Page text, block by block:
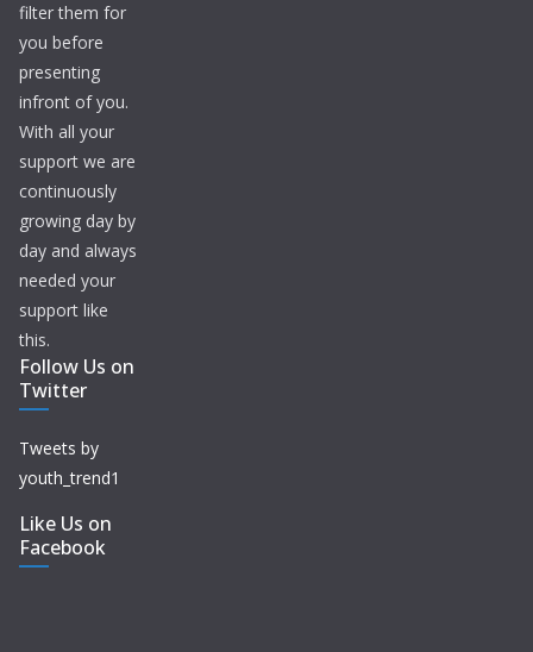
filter them for
you before
presenting
infront of you.
With all your
support we are
continuously
growing day by
day and always
needed your
support like
this.
Follow Us on
Twitter
Tweets by
youth_trend1
Like Us on
Facebook